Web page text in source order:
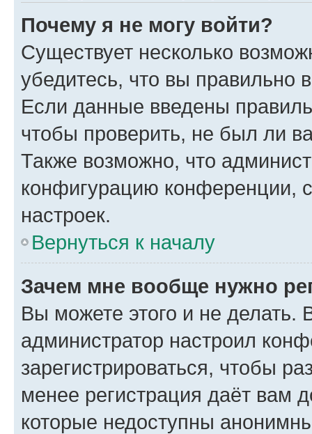
Почему я не могу войти?
Существует несколько
убедитесь, что вы правильно
Если данные введены
чтобы проверить, не был ли
Также возможно, что
конфигурацию конференции,
настроек.
Вернуться к началу
Зачем мне вообще нужно
Вы можете этого и не делать.
администратор настроил
зарегистрироваться, чтобы
менее регистрация даёт вам
которые недоступны